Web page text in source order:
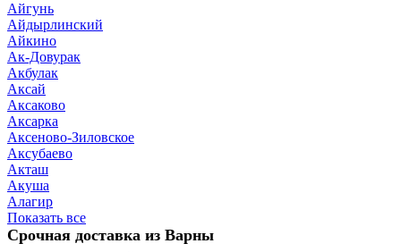
Айгунь
Айдырлинский
Айкино
Ак-Довурак
Акбулак
Аксай
Аксаково
Аксарка
Аксеново-Зиловское
Аксубаево
Акташ
Акуша
Алагир
Показать все
Срочная доставка из Варны